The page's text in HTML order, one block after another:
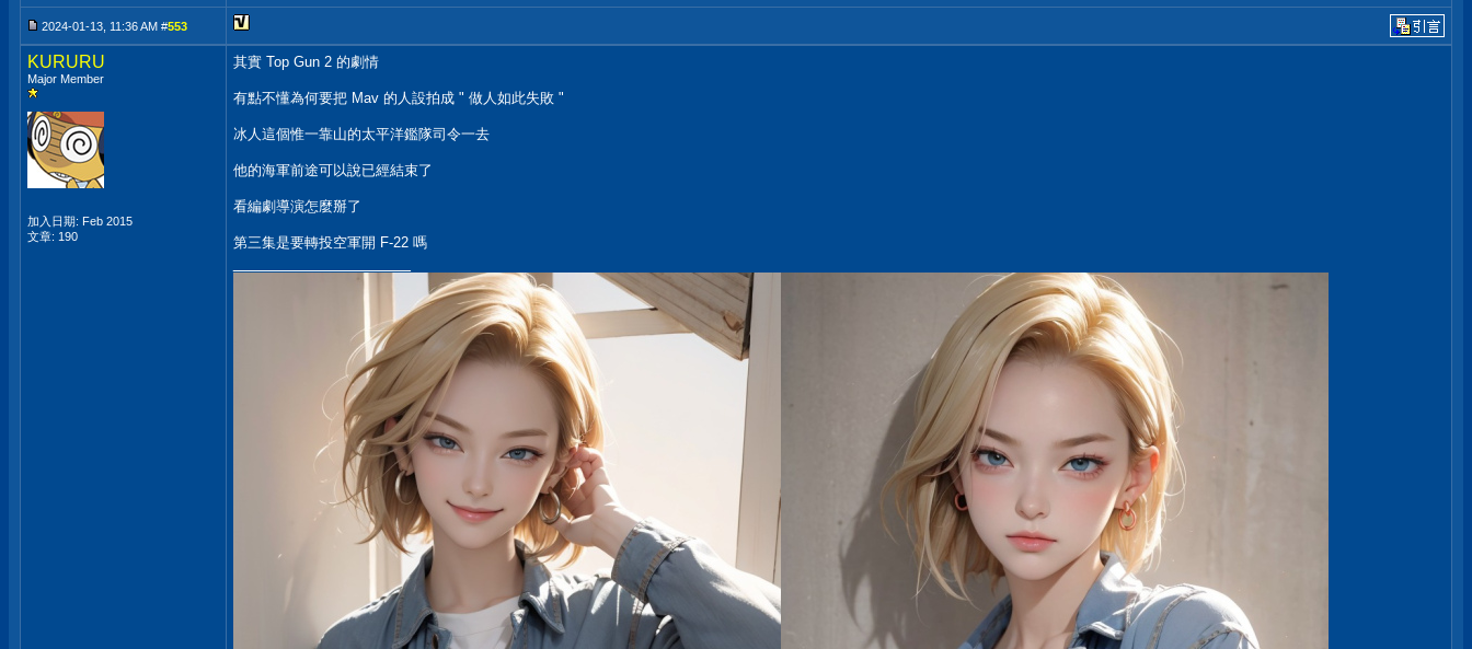
2024-01-13, 11:36 AM #553
KURURU
Major Member
加入日期: Feb 2015
文章: 190
其實 Top Gun 2 的劇情
有點不懂為何要把 Mav 的人設拍成 " 做人如此失敗 "
冰人這個惟一靠山的太平洋鑑隊司令一去
他的海軍前途可以說已經結束了
看編劇導演怎麼掰了
第三集是要轉投空軍開 F-22 嗎